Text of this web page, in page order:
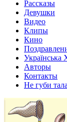
Рассказы
Девушки
Видео
Клипы
Кино
Українська
Авторы
Контакты
Не губи